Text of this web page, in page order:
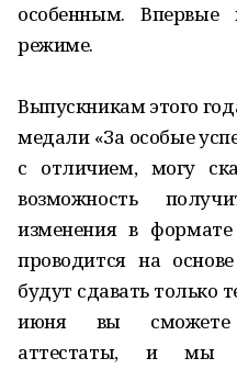
особенным.
режиме.
Выпускникам этого
медали «За особые
с отличием, могу
возможность
изменения в формате
проводится на
будут сдавать только
июня вы сможете
аттестаты, и мы